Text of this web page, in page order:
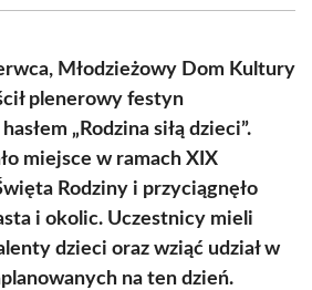
Młodzieżowy Dom Kultury
plenerowy festyn
„Rodzina siłą dzieci”.
miejsce w ramach XIX
Rodziny i przyciągnęło
i okolic. Uczestnicy mieli
dzieci oraz wziąć udział w
na ten dzień.